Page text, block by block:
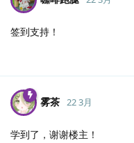
签到支持！
雾茶 22 3月
学到了，谢谢楼主！